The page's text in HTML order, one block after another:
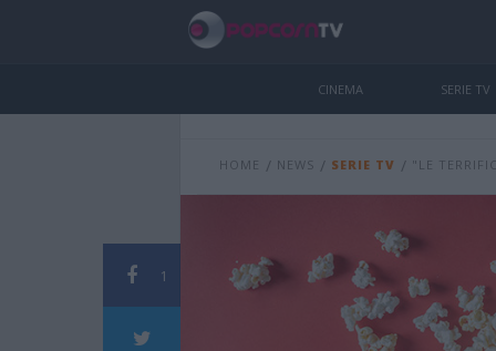
CINEMA SERIE TV
HOME / NEWS / SERIE TV / "LE
1